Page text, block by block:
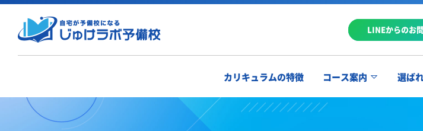
LINEからのお
カリキュラムの特徴 コース案内 選ば